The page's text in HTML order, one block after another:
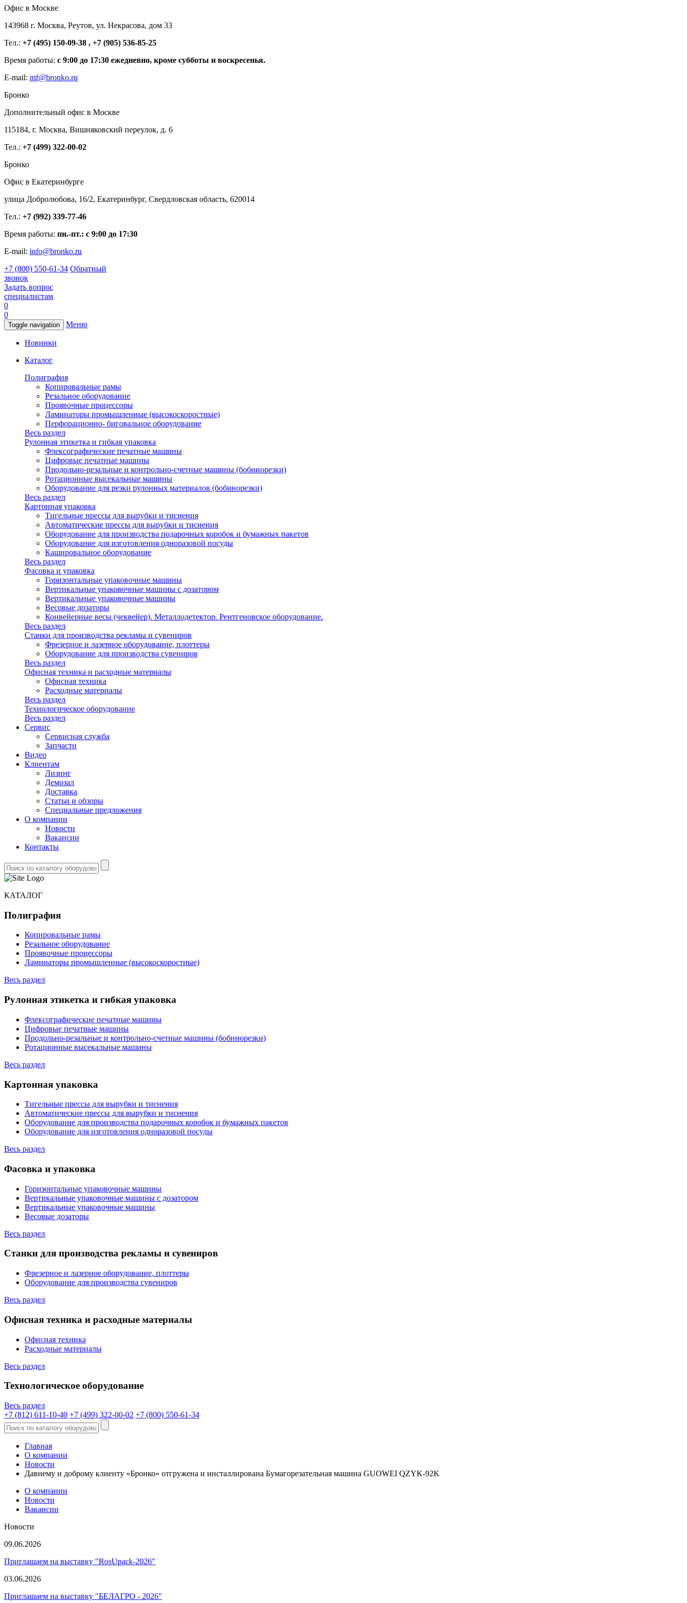
Офис в Москве
143968 г. Москва, Реутов, ул. Некрасова, дом 33
Тел.: +7 (495) 150-09-38 , +7 (905) 536-85-25
Время работы: с 9:00 до 17:30 ежедневно, кроме субботы и воскресенья.
E-mail: mf@bronko.ru
Бронко
Дополнительный офис в Москве
115184, г. Москва, Вишняковский переулок, д. 6
Тел.: +7 (499) 322-00-02
Бронко
Офис в Екатеринбурге
улица Добролюбова, 16/2, Екатеринбург, Свердловская область, 620014
Тел.: +7 (992) 339-77-46
Время работы: пн.-пт.: с 9:00 до 17:30
E-mail: info@bronko.ru
+7 (800) 550-61-34 Обратный
звонок
Задать вопрос
специалистам
0
0
Toggle navigation Меню
Новинки
Каталог
Полиграфия
Копировальные рамы
Резальное оборудование
Проявочные процессоры
Ламинаторы промышленные (высокоскоростные)
Перфорационно- биговальное оборудование
Весь раздел
Рулонная этикетка и гибкая упаковка
Флексографические печатные машины
Цифровые печатные машины
Продольно-резальные и контрольно-счетные машины (бобинорезки)
Ротационные высекальные машины
Оборудование для резки рулонных материалов (бобинорезки)
Весь раздел
Картонная упаковка
Тигельные прессы для вырубки и тиснения
Автоматические прессы для вырубки и тиснения
Оборудование для производства подарочных коробок и бумажных пакетов
Оборудование для изготовления одноразовой посуды
Кашировальное оборудование
Весь раздел
Фасовка и упаковка
Горизонтальные упаковочные машины
Вертикальные упаковочные машины с дозатором
Вертикальные упаковочные машины
Весовые дозаторы
Конвейерные весы (чеквейер). Металлодетектор. Рентгеновское оборудование.
Весь раздел
Станки для производства рекламы и сувениров
Фрезерное и лазерное оборудование, плоттеры
Оборудование для производства сувениров
Весь раздел
Офисная техника и расходные материалы
Офисная техника
Расходные материалы
Весь раздел
Технологическое оборудование
Весь раздел
Сервис
Сервисная служба
Запчасти
Видео
Клиентам
Лизинг
Демозал
Доставка
Статьи и обзоры
Специальные предложения
О компании
Новости
Вакансии
Контакты
КАТАЛОГ
Полиграфия
Копировальные рамы
Резальное оборудование
Проявочные процессоры
Ламинаторы промышленные (высокоскоростные)
Весь раздел
Рулонная этикетка и гибкая упаковка
Флексографические печатные машины
Цифровые печатные машины
Продольно-резальные и контрольно-счетные машины (бобинорезки)
Ротационные высекальные машины
Весь раздел
Картонная упаковка
Тигельные прессы для вырубки и тиснения
Автоматические прессы для вырубки и тиснения
Оборудование для производства подарочных коробок и бумажных пакетов
Оборудование для изготовления одноразовой посуды
Весь раздел
Фасовка и упаковка
Горизонтальные упаковочные машины
Вертикальные упаковочные машины с дозатором
Вертикальные упаковочные машины
Весовые дозаторы
Весь раздел
Станки для производства рекламы и сувениров
Фрезерное и лазерное оборудование, плоттеры
Оборудование для производства сувениров
Весь раздел
Офисная техника и расходные материалы
Офисная техника
Расходные материалы
Весь раздел
Технологическое оборудование
Весь раздел
+7 (812) 611-10-40 +7 (499) 322-00-02 +7 (800) 550-61-34
Главная
О компании
Новости
Давнему и доброму клиенту «Бронко» отгружена и инсталлирована Бумагорезательная машина GUOWEI QZYK-92K
О компании
Новости
Вакансии
Новости
09.06.2026
Приглашаем на выставку "RosUpack-2026"
03.06.2026
Приглашаем на выставку "БЕЛАГРО - 2026"